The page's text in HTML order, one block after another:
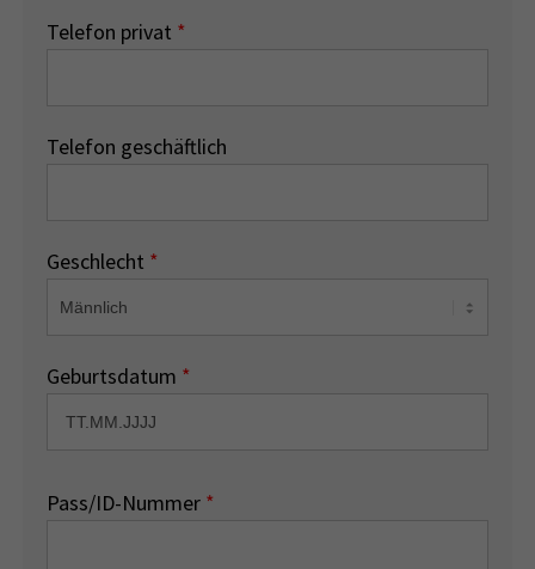
Telefon privat *
Telefon geschäftlich
Geschlecht *
Geburtsdatum *
Pass/ID-Nummer *